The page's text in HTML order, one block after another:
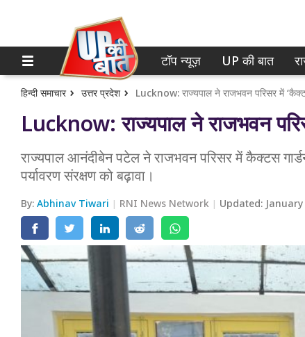
होम
टॉप न्यूज़
UP की बात
राजनीति
शिक्षा
वेब स्टोरी
टॉप न्यूज़ UP की बात
हिन्दी समाचार उत्तर प्रदेश Lucknow: राज्यपाल ने राजभवन परिसर में
Lucknow: राज्यपाल ने राजभवन
राज्यपाल आनंदीबेन पटेल ने राजभवन परिसर में कैक्टस
पर्यावरण संरक्षण को बढ़ावा।
By:Abhinav Tiwari RNI News Network Updated:
नोएडा
गाजियाबाद
लखनऊ
कानपुर
वाराणसी
आगरा
अयोध्या
अलीगढ़